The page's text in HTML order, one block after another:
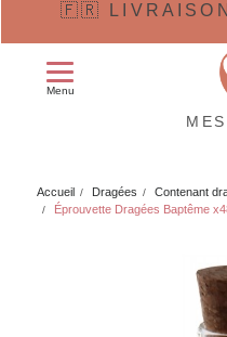
🇫🇷
Menu
Accueil Dragées Contenant
Éprouvette Dragées Baptême